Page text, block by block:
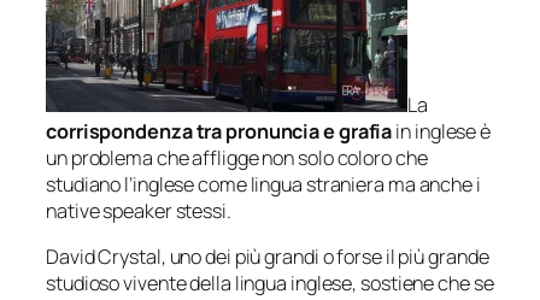
La
corrispondenza tra pronuncia e grafiain inglese è
un problema che affligge non solo coloro che
studiano l’inglese come lingua straniera ma anche i
native speakerstessi.
David Crystal, uno dei più grandi o forse il più grande
studioso vivente della lingua inglese, sostiene che se